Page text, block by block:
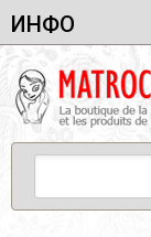
ИНФО